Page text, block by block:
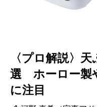
〈プロ解説〉
選 ホーロー製
に注目